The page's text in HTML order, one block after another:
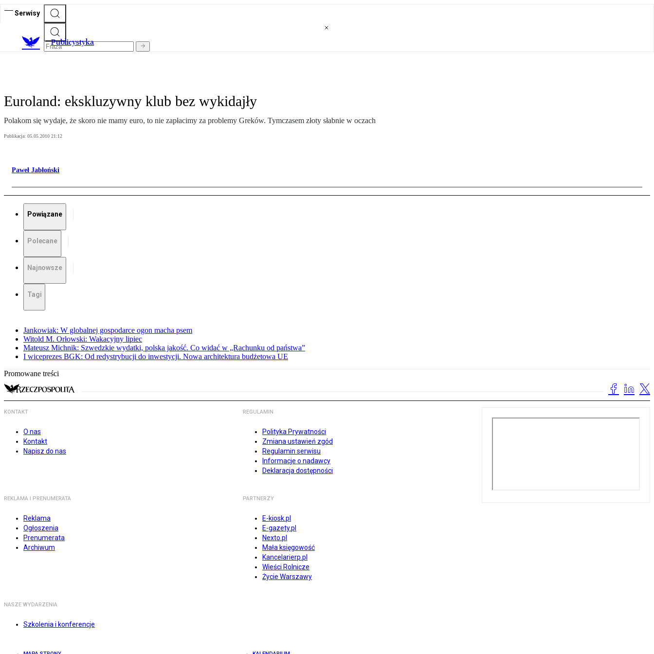
Serwisy
Publicystyka
Euroland: ekskluzywny klub bez wykidajły
Polakom się wydaje, że skoro nie mamy euro, to nie zapłacimy za problemy Greków. Tymczasem złoty słabnie w oczach
Publikacja: 05.05.2010 21:12
Paweł Jabłoński
Powiązane
Polecane
Najnowsze
Tagi
Jankowiak: W globalnej gospodarce ogon macha psem
Witold M. Orłowski: Wakacyjny lipiec
Mateusz Michnik: Szwedzkie wydatki, polska jakość. Co widać w „Rachunku od państwa”
I wiceprezes BGK: Od redystrybucji do inwestycji. Nowa architektura budżetowa UE
Promowane treści
KONTAKT
O nas
Kontakt
Napisz do nas
REGULAMIN
Polityka Prywatności
Zmiana ustawień zgód
Regulamin serwisu
Informacje o nadawcy
Deklaracja dostępności
REKLAMA I PRENUMERATA
Reklama
Ogłoszenia
Prenumerata
Archiwum
PARTNERZY
E-kiosk.pl
E-gazety.pl
Nexto.pl
Mała księgowość
Kancelarierp.pl
Wieści Rolnicze
Życie Warszawy
NASZE WYDARZENIA
Szkolenia i konferencje